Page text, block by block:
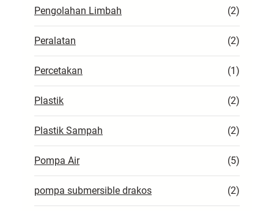
Pengolahan Limbah (2)
Peralatan (2)
Percetakan (1)
Plastik (2)
Plastik Sampah (2)
Pompa Air (5)
pompa submersible drakos (2)